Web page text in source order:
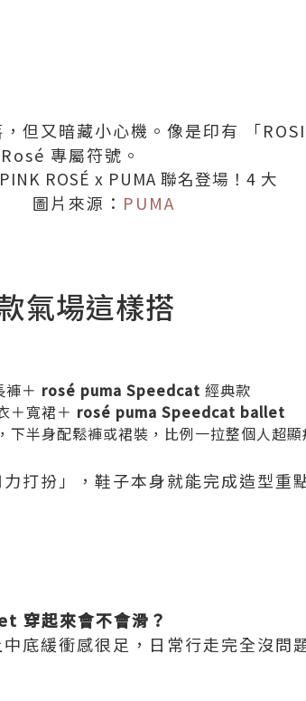
但又暗藏小心機。像是印有 「
專屬符號。
圖片來源： PUMA
氣場這樣搭
＋ rosé puma Speedcat 經典款
＋寬裙＋ rosé puma Speedcat ballet
半身配鬆褲或裙裝，比例一拉整個人超顯
打扮」，鞋子本身就能完成造型重
起來會不會滑？
底緩衝感很足，日常行走完全沒問